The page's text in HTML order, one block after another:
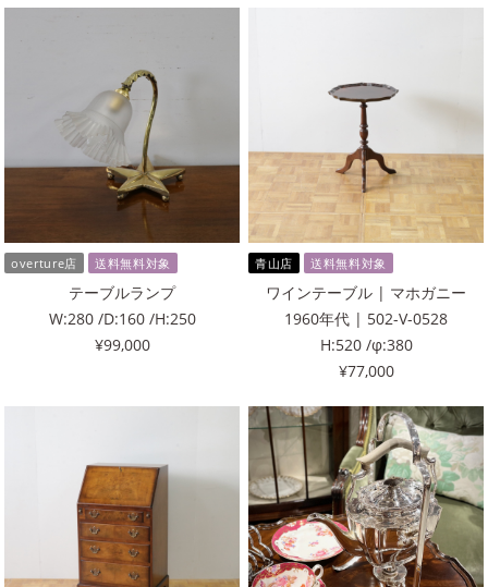
overture店 送料無料対象
テーブルランプ
W:280 /D:160 /H:250
¥99,000
青山店 送料無料対象
ワインテーブル | マホガニー
1960年代 | 502-V-0528
H:520 /φ:380
¥77,000